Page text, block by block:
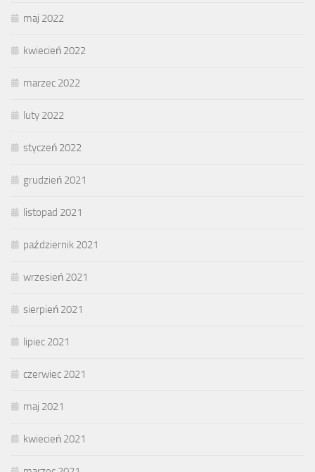
maj 2022
kwiecień 2022
marzec 2022
luty 2022
styczeń 2022
grudzień 2021
listopad 2021
październik 2021
wrzesień 2021
sierpień 2021
lipiec 2021
czerwiec 2021
maj 2021
kwiecień 2021